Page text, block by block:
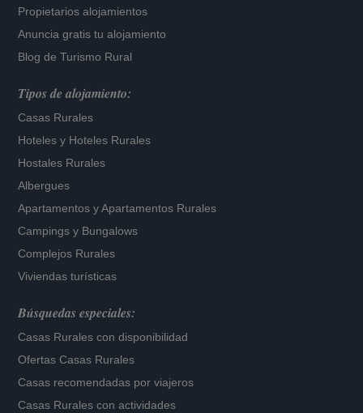
Propietarios alojamientos
Anuncia gratis tu alojamiento
Blog de Turismo Rural
Tipos de alojamiento:
Casas Rurales
Hoteles y Hoteles Rurales
Hostales Rurales
Albergues
Apartamentos yApartamentos Rurales
Campings y Bungalows
Complejos Rurales
Viviendas turísticas
Búsquedas especiales:
Casas Rurales con disponibilidad
Ofertas Casas Rurales
Casas recomendadas por viajeros
Casas Rurales con actividades